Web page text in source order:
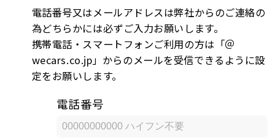
電話番号又はメールアドレスは弊社からのご連絡の
為どちらかには必ずご入力お願いします。
携帯電話・スマートフォンご利用の方は「＠
wecars.co.jp」からのメールを受信できるように設
定をお願いします。
電話番号